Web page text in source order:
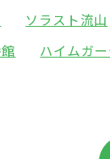
ソラスト流山
ハイムガ